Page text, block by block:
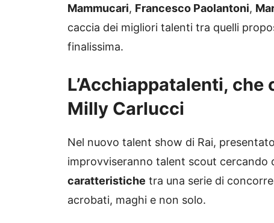
Mammucari, Francesco Paolantoni,
caccia dei migliori talenti tra quelli
finalissima.
L’Acchiappatalenti, che
Milly Carlucci
Nel nuovo talent show di Rai,
improvviseranno talent scout cercando
caratteristiche tra una serie di
acrobati, maghi e non solo.